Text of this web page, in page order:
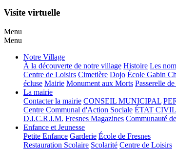
Visite virtuelle
Menu
Menu
Notre Village
À la découverte de notre village Histoire Les
Centre de Loisirs Cimetière Dojo École Gabin
écluse Mairie Monument aux Morts Passerelle
La mairie
Contacter la mairie CONSEIL MUNICIPAL
Centre Communal d'Action Sociale ÉTAT CIVIL
D.I.C.R.I.M. Fresnes Magazines Communauté
Enfance et Jeunesse
Petite Enfance Garderie École de Fresnes
Restauration Scolaire Scolarité Centre de Loisirs